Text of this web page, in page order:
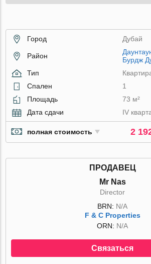
Город Дубай
Район
Бурдж
Тип
Спален
1
Площадь
73 м²
Дата сдачи
IV
полная стоимость 2
ПРОДАВЕЦ
Mr Nas
Director
BRN: N/A
F & C Properties
ORN: N/A
Связаться